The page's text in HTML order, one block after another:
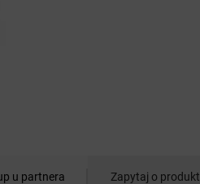
u partnera Zapytaj o produkt